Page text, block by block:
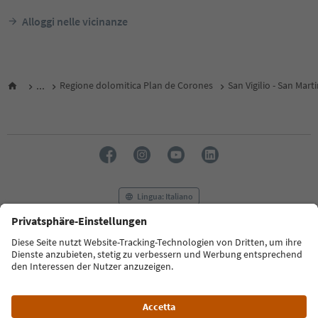
Alloggi nelle vicinanze
... Regione dolomitica Plan de Corones San Vigilio - San
Lingua: Italiano
FAQ Contatti Press MICE
Privacy Policy
Termini e condizioni
Crediti
Cookie Policy
Alto Adige B2B